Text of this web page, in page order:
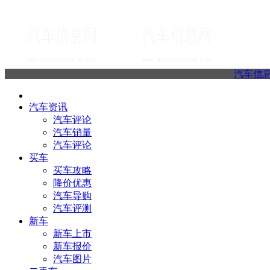
汽车信
汽车资讯
汽车评论
汽车销量
汽车评论
买车
买车攻略
降价优惠
汽车导购
汽车评测
新车
新车上市
新车报价
汽车图片